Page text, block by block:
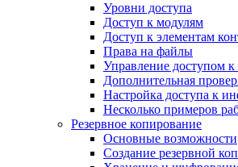
Уровни доступа
Доступ к модулям
Доступ к элементам
Права на файлы
Управление доступом
Дополнительная
Настройка доступа к
Несколько примеров
Резервное копирование
Основные возможности
Создание резервной